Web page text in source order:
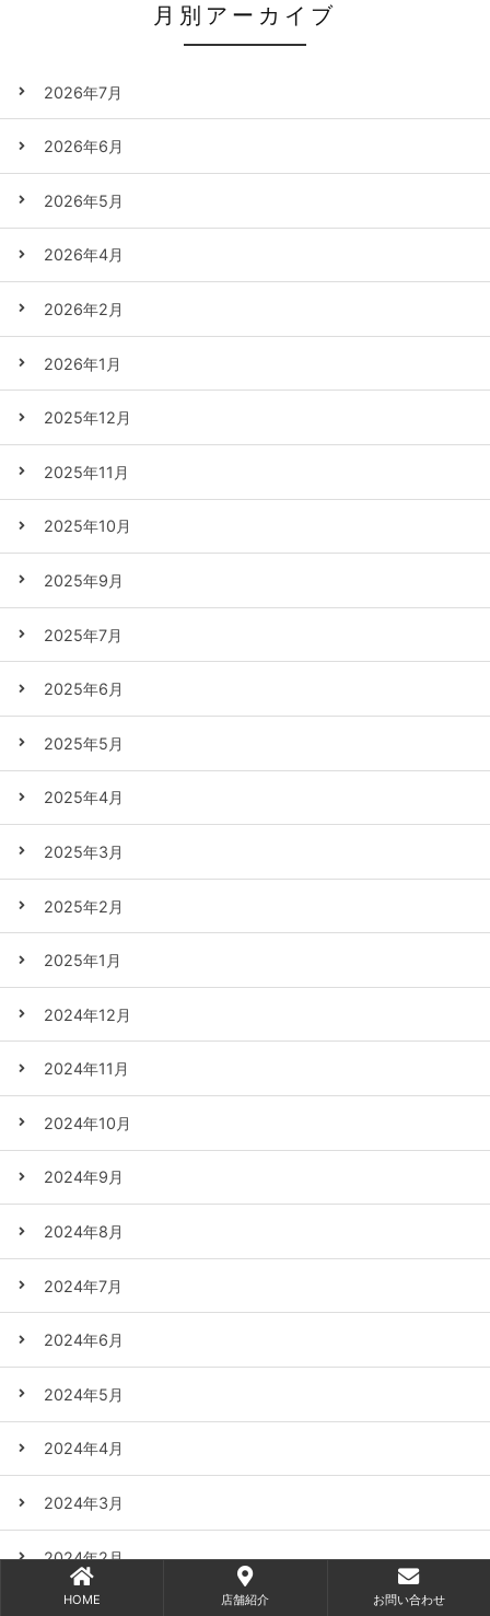
月別アーカイブ
2026年7月
2026年6月
2026年5月
2026年4月
2026年2月
2026年1月
2025年12月
2025年11月
2025年10月
2025年9月
2025年7月
2025年6月
2025年5月
2025年4月
2025年3月
2025年2月
2025年1月
2024年12月
2024年11月
2024年10月
2024年9月
2024年8月
2024年7月
2024年6月
2024年5月
2024年4月
2024年3月
2024年2月
HOME 店舗紹介 お問い合わせ